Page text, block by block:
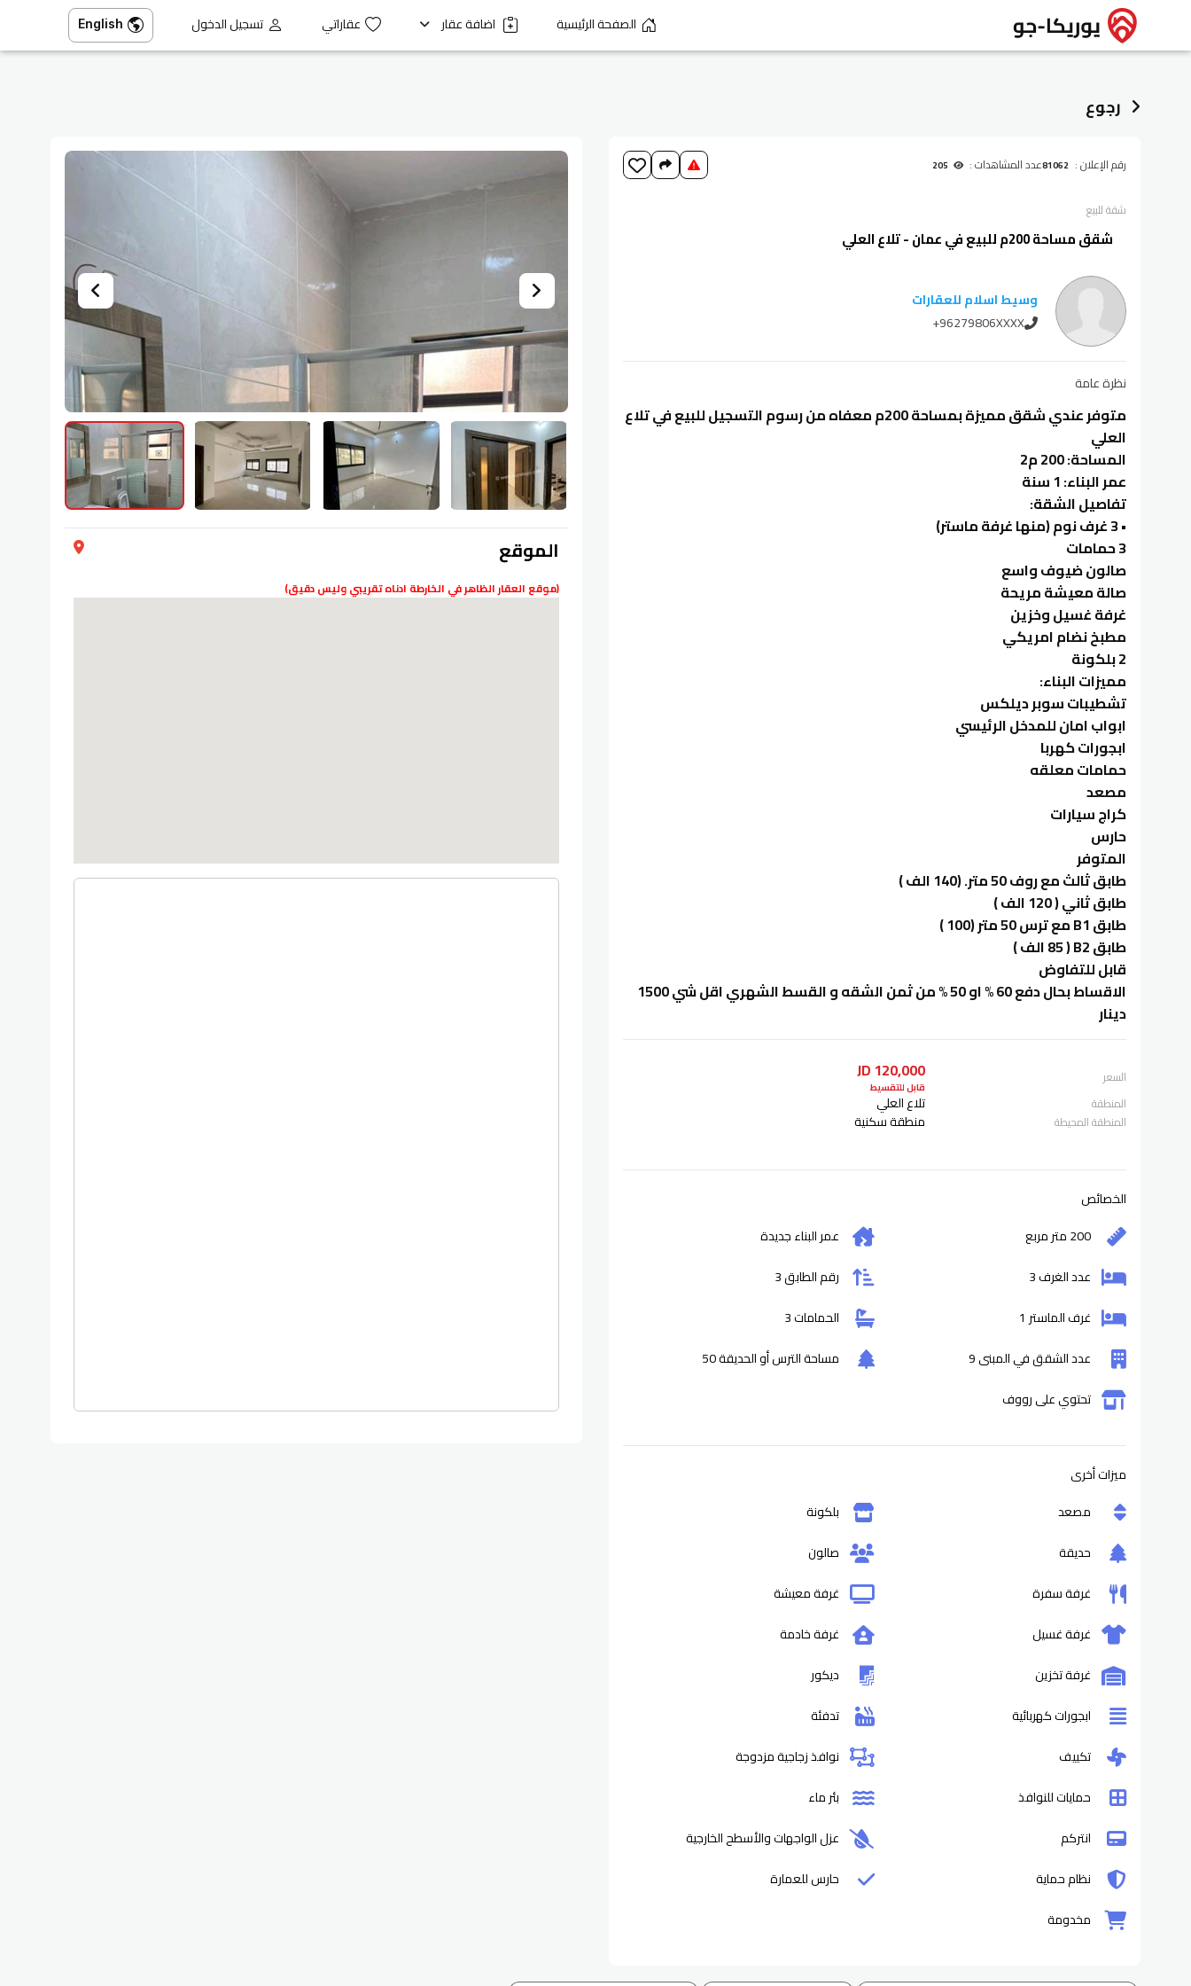
الصفحة الرئيسية اضافة عقار عقاراتي تسجيل الدخول English
رجوع
الموقع
(موقع العقار الظاهر في الخارطة ادناه تقريبي وليس دقيق)
رقم الإعلان : 81062عدد المشاهدات :
شقةللبيع
شقق مساحة 200م للبيع في عمان - تلاع العلي
وسيط اسلام للعقارات
+96279806XXXX
نظرة عامة
متوفر عندي شقق مميزة بمساحة 200م معفاه من رسوم التسجيل للبيع في تلاع
العلي
المساحة: 200 م2
عمر البناء: 1 سنة
تفاصيل الشقة:
• 3 غرف نوم (منها غرفة ماستر)
3 حمامات
صالون ضيوف واسع
صالة معيشة مريحة
غرفة غسيل وخزين
مطبخ نضام امريكي
2 بلكونة
مميزات البناء:
تشطيبات سوبر ديلكس
ابواب امان للمدخل الرئيسي
ابجورات كهربا
حمامات معلقه
مصعد
كراج سيارات
حارس
المتوفر
طابق ثالث مع روف 50 متر. (140 الف )
طابق ثاني ( 120 الف )
طابق B1 مع ترس 50 متر (100 )
‏طابق B2 ( 85 الف )
قابل للتفاوض
الاقساط بحال دفع 60 ‎%‎ او 50 ‎%‎ من ثمن الشقه و القسط الشهري اقل شي 1500
دينار
السعر 120,000 JD
قابل للتقسيط
المنطقة تلاع العلي
المنطقة المحيطة منطقة سكنية
الخصائص
200 متر مربع
عمر البناءجديدة
عدد الغرف 3
رقم الطابق 3
غرف الماستر 1
الحمامات 3
عدد الشقق في المبنى 9
مساحة الترس أو الحديقة 50
تحتوي على رووف
ميزات أخرى
مصعد
بلكونة
حديقة
صالون
غرفة سفرة
غرفة معيشة
غرفة غسيل
غرفة خادمة
غرفة تخزين
ديكور
ابجورات كهربائية
تدفئة
تكييف
نوافذ زجاجية مزدوجة
حمايات للنوافذ
بئر ماء
انتركم
عزل الواجهات والأسطح الخارجية
نظام حماية
حارس للعمارة
مخدومة